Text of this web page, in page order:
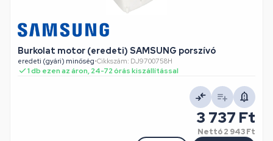
Burkolat motor (eredeti) SAMSUNG porszívó
eredeti (gyári) minőség•Cikkszám: DJ9700758H
1 db ezen az áron, 24-72 órás kiszállítással
3 737 Ft
Nettó2 943 Ft